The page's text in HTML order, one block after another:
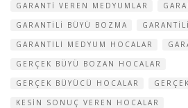
GARANTI VEREN MEDYUMLAR
GARANTILI BÜYÜ BOZMA
GARANTILI MEDYUM HOCALAR
GERÇEK BÜYÜ BOZAN HOCALAR
GERÇEK BÜYÜCÜ HOCALAR
KESIN SONUÇ VEREN HOCALAR